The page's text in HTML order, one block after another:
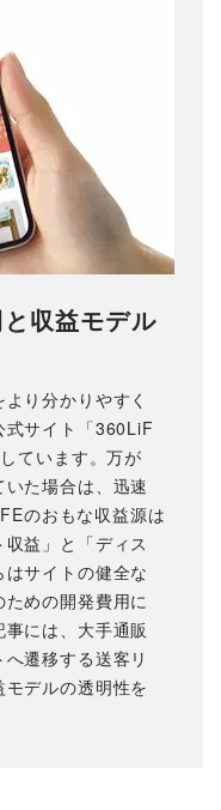
収益モデル
り分かりやすく
式サイト「360LiF
ています。万が
た場合は、迅速
のおもな収益源は
収益」と「ディス
サイトの健全な
めの開発費用に
には、大手通販
遷移する送客リ
デルの透明性を